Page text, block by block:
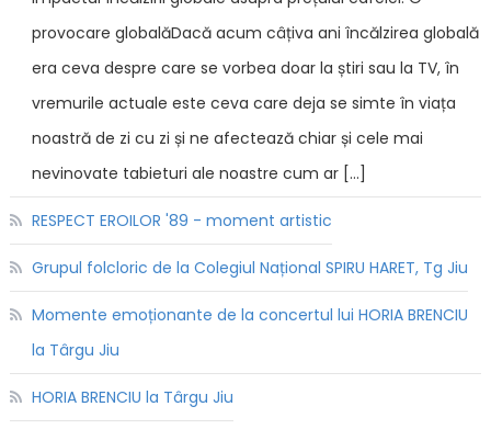
provocare globalăDacă acum câțiva ani încălzirea globală
era ceva despre care se vorbea doar la știri sau la TV, în
vremurile actuale este ceva care deja se simte în viața
noastră de zi cu zi și ne afectează chiar și cele mai
nevinovate tabieturi ale noastre cum ar […]
RESPECT EROILOR '89 - moment artistic
Grupul folcloric de la Colegiul Național SPIRU HARET, Tg Jiu
Momente emoționante de la concertul lui HORIA BRENCIU
la Târgu Jiu
HORIA BRENCIU la Târgu Jiu